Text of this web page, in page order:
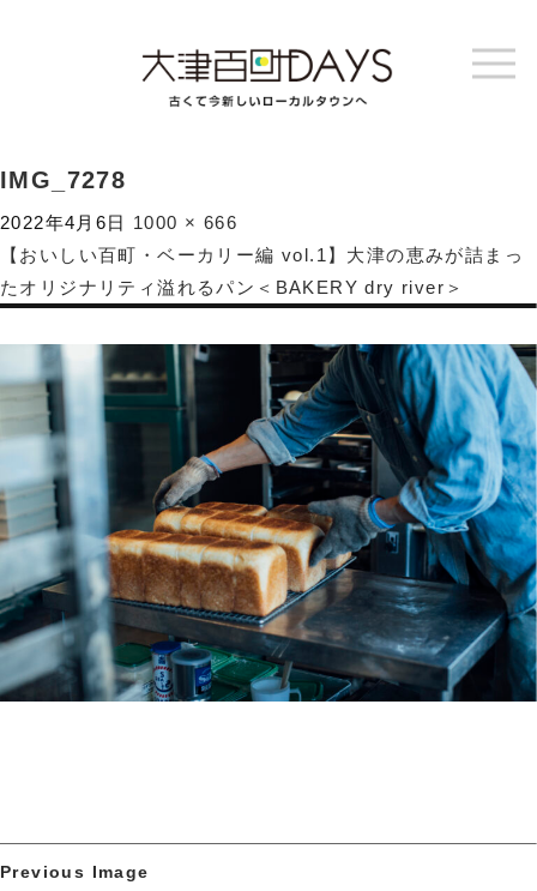
IMG_7278
2022年4月6日 1000 × 666
【おいしい百町・ベーカリー編 vol.1】大津の恵みが詰まっ
たオリジナリティ溢れるパン＜BAKERY dry river＞
Previous Image